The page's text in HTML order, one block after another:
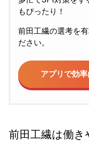
もぴったり！
前田工繊の選考を
ださい。
アプリで効率
前田工繊は働き